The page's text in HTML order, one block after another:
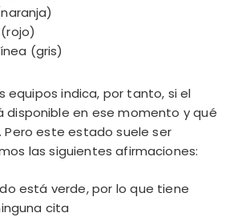
(gris)
equipos indica, por tanto, si el
disponible en ese momento y qué
Pero este estado suele ser
las siguientes afirmaciones:
está verde, por lo que tiene
cita